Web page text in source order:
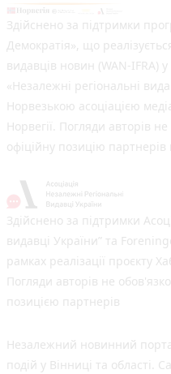
Здійснено за підтримки
Демократія», що
видавців новин (WAN-IFRA)
«Незалежні регіональні
Норвезькою асоціацією
Норвегії. Погляди авторів
офіційну позицію партнерів
Здійснено за підтримки
видавці України” та
рамках реалізації проєкту
Погляди авторів не
позицією партнерів
Незалежний новинний
подій у Вінниці та області.